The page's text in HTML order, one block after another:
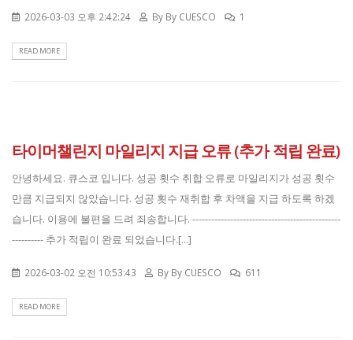
2026-03-03 오후 2:42:24 By By CUESCO 1
READ MORE
타이머챌린지 마일리지 지급 오류 (추가 적립 완료)
안녕하세요. 큐스코 입니다. 성공 횟수 취합 오류로 마일리지가 성공 횟수
만큼 지급되지 않았습니다. 성공 횟수 재취합 후 차액을 지급 하도록 하겠
습니다. 이용에 불편을 드려 죄송합니다. -----------------------------------------------
---------- 추가 적립이 완료 되었습니다.[...]
2026-03-02 오전 10:53:43 By By CUESCO 611
READ MORE